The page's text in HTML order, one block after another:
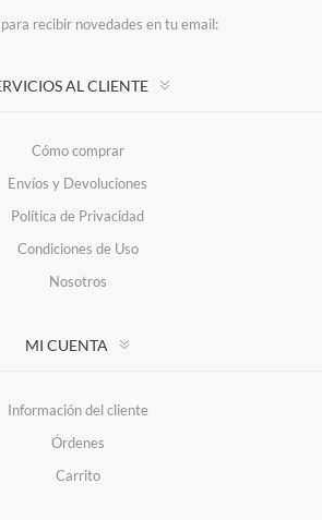
recibir novedades en tu email:
AL CLIENTE
Cómo comprar
Envíos y Devoluciones
Política de Privacidad
Condiciones de Uso
Nosotros
MI CUENTA
Información del cliente
Órdenes
Carrito